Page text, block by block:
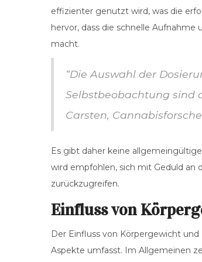
effizienter genutzt wird, was die
hervor, dass die schnelle
macht.
“Die Auswahl der
Selbstbeobachtung sind
Carsten,
Es gibt daher keine
wird empfohlen, sich mit Geduld an
zurückzugreifen.
Einfluss von
Der Einfluss von Körpergewicht
Aspekte umfasst. Im Allgemeinen